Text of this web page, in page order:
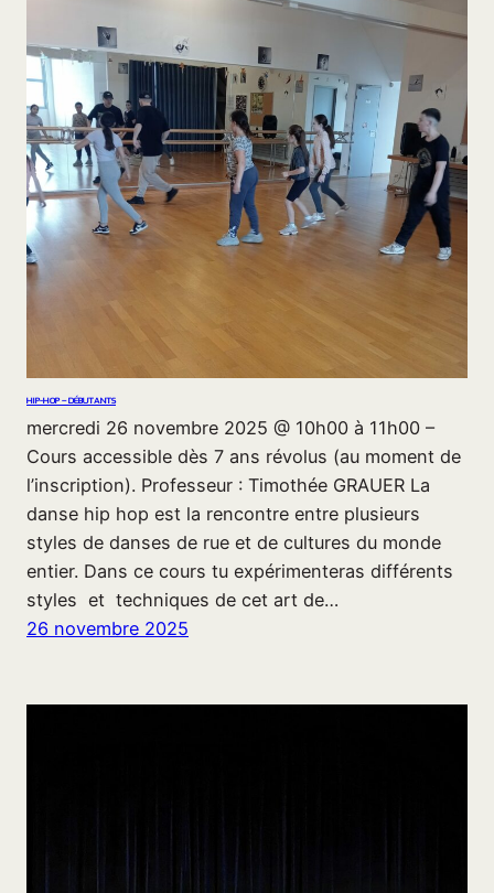
HIP-HOP – DÉBUTANTS
mercredi 26 novembre 2025 @ 10h00 à 11h00 –
Cours accessible dès 7 ans révolus (au moment de
l’inscription). Professeur : Timothée GRAUER La
danse hip hop est la rencontre entre plusieurs
styles de danses de rue et de cultures du monde
entier. Dans ce cours tu expérimenteras différents
styles et techniques de cet art de…
26 novembre 2025